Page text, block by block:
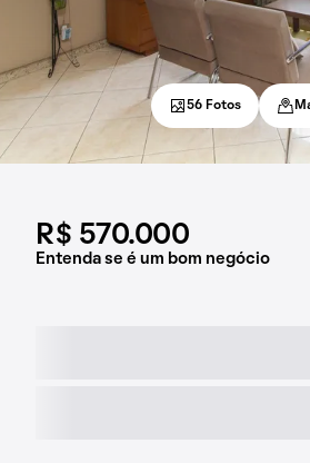
R$ 570.000
Entenda se é um bom negócio
56 Fotos